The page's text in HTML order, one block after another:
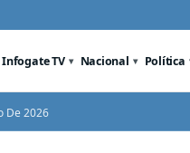
Infogate TV Nacional Política
De 2026